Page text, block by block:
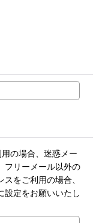
の場合、迷惑メー
フリーメール以外の
をご利用の場合、
設定をお願いいたし